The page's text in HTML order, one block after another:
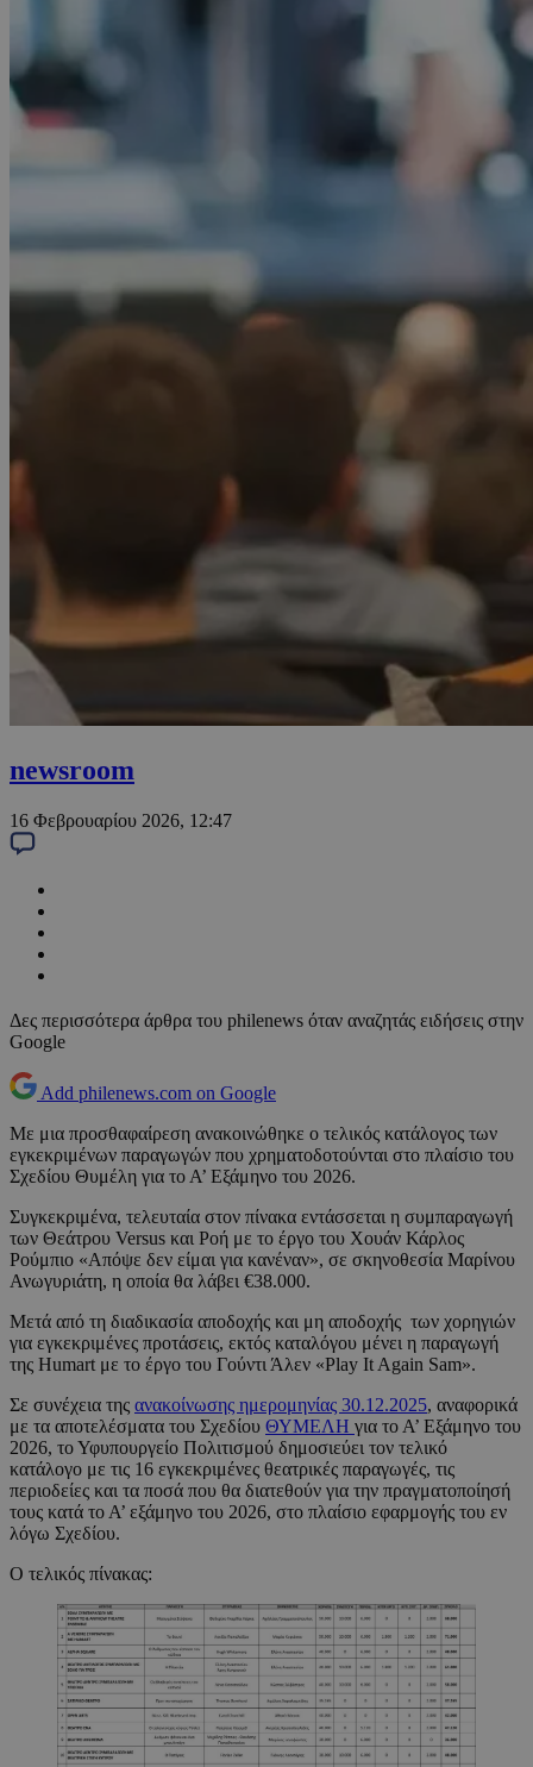
newsroom
16 Φεβρουαρίου 2026, 12:47
Δες περισσότερα άρθρα του philenews όταν αναζητάς ειδήσεις στην
Google
Add philenews.com on Google
Με μια προσθαφαίρεση ανακοινώθηκε ο τελικός κατάλογος των
εγκεκριμένων παραγωγών που χρηματοδοτούνται στο πλαίσιο του
Σχεδίου Θυμέλη για το Α’ Εξάμηνο του 2026.
Συγκεκριμένα, τελευταία στον πίνακα εντάσσεται η συμπαραγωγή
των Θεάτρου Versus και Ροή με το έργο του Χουάν Κάρλος
Ρούμπιο «Απόψε δεν είμαι για κανέναν», σε σκηνοθεσία Μαρίνου
Ανωγυριάτη, η οποία θα λάβει €38.000.
Μετά από τη διαδικασία αποδοχής και μη αποδοχής των χορηγιών
για εγκεκριμένες προτάσεις, εκτός καταλόγου μένει η παραγωγή
της Humart με το έργο του Γούντι Άλεν «Play It Again Sam».
Σε συνέχεια της ανακοίνωσης ημερομηνίας 30.12.2025, αναφορικά
με τα αποτελέσματα του Σχεδίου ΘΥΜΕΛΗ για το Α’ Εξάμηνο του
2026, το Υφυπουργείο Πολιτισμού δημοσιεύει τον τελικό
κατάλογο με τις 16 εγκεκριμένες θεατρικές παραγωγές, τις
περιοδείες και τα ποσά που θα διατεθούν για την πραγματοποίησή
τους κατά το Α’ εξάμηνο του 2026, στο πλαίσιο εφαρμογής του εν
λόγω Σχεδίου.
Ο τελικός πίνακας: